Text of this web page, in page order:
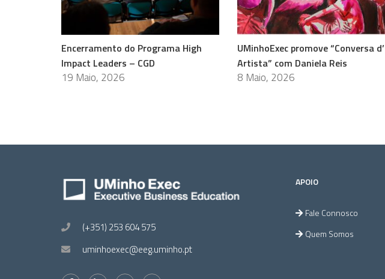
Encerramento do Programa High
Impact Leaders – CGD
19 Maio, 2026
UMinhoExec promove “Conversa d’
Artista” com Daniela Reis
8 Maio, 2026
(+351) 253 604 575
uminhoexec@eeg.uminho.pt
APOIO
Fale Connosco
Quem Somos